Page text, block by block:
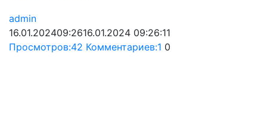
admin
16.01.202409:2616.01.2024 09:26:11
Просмотров:42 Комментариев:1 0